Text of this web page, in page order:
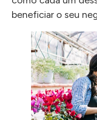
beneficiar o seu